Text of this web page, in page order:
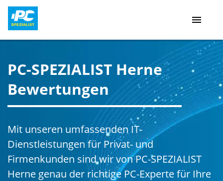
menu
PC-SPEZIALIST Herne
Bewertungen
Mit unseren umfassenden IT-
Dienstleistungen für Privat- und
Firmenkunden sind wir von PC-SPEZIALIST
Herne genau der richtige PC-Experte für Ihre